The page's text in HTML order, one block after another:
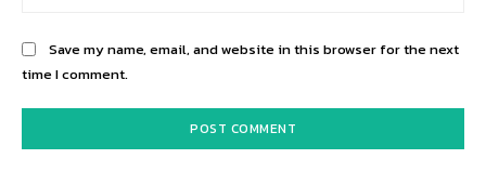
Save my name, email, and website in this browser for the next
time I comment.